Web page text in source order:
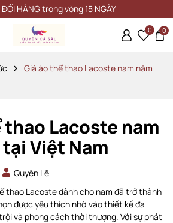
vòng 15 NGÀY
0 0
Giá áo thể thao Lacoste nam năm
thao Lacoste nam
Việt Nam
Quyên Lê
thao Lacoste dành cho nam đã trở thành
được yêu thích nhờ vào thiết kế đa
và phong cách thời thượng. Với sự phát